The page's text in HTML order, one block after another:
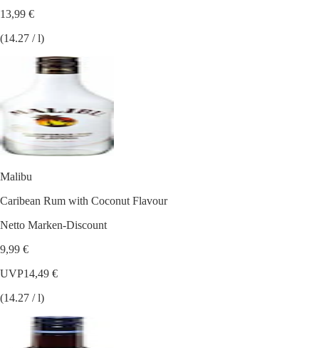
13,99 €
(14.27 / l)
Malibu
Caribean Rum with Coconut Flavour
Netto Marken-Discount
9,99 €
UVP14,49 €
(14.27 / l)